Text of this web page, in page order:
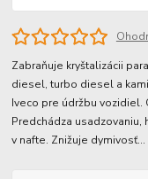
Zabraňuje kryštalizácii
diesel, turbo diesel a
Iveco pre údržbu vozidiel.
Predchádza
v nafte. Znižuje dymivosť...